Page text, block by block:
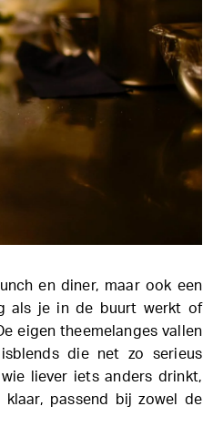
en diner, maar ook een
als je in de buurt werkt of
eigen theemelanges vallen
die net zo serieus
liever iets anders drinkt,
passend bij zowel de